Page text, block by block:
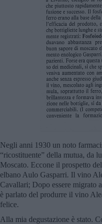
Negli anni 1930 un noto
“ricostituente” della mutua, da
Moscato. Eccone il prospetto
elbano Aulo Gasparri. Il vino
Cavallari; Dopo essere migrato
è parlato del produrre il vino
felice.
Alla mia degustazione è stato.